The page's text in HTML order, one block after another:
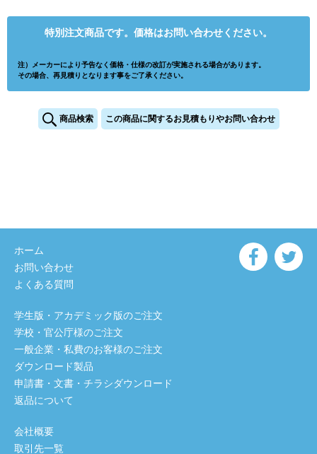
特別注文商品です。価格はお問い合わせください。
注）メーカーにより予告なく価格・仕様の改訂が実施される場合があります。
その場合、再見積りとなります事をご了承ください。
商品検索 この商品に関するお見積もりやお問い合わせ
ホーム
お問い合わせ
よくある質問
学生版・アカデミック版のご注文
学校・官公庁様のご注文
一般企業・私費のお客様のご注文
ダウンロード製品
申請書・文書・チラシダウンロード
返品について
会社概要
取引先一覧